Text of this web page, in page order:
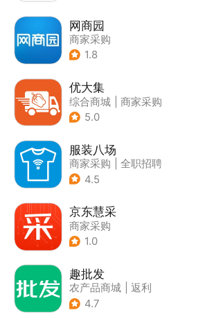
网商园
商家采购
1.8
优大集
综合商城
商家采购
5.0
服装八场
商家采购
全职招聘
4.5
京东慧采
商家采购
1.0
趣批发
农产品商城
返利
| 商家采购
4.7